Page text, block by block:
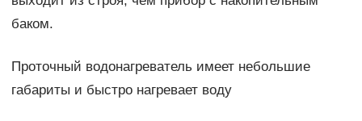
баком.
Проточный водонагреватель имеет небольшие
габариты и быстро нагревает воду